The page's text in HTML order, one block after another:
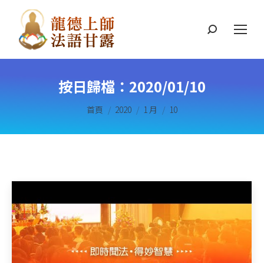
搜
按日歸檔： 2020/01/10
您在這裡：
首頁 2020 1 月 10